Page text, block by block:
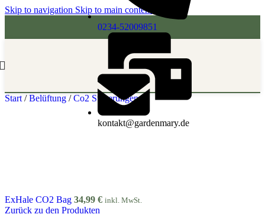
Skip to navigation Skip to main content
0234-52009851
kontakt@gardenmary.de
Start / Belüftung / Co2 Steuerungen
ExHale CO2 Bag 34,99 € inkl. MwSt.
Zurück zu den Produkten